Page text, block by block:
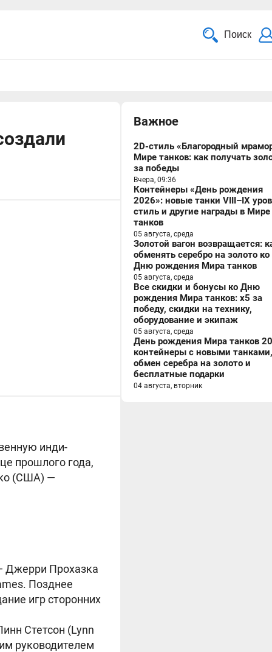
Поиск
инди-
прошлого года,
(США) —
Джерри Прохазка
Позднее
игр сторонних
Стетсон (Lynn
руководителем
Важное
2D-стиль «Благородный
Мире танков: как получать
за победы
Вчера, 09:36
Контейнеры «День рождения
2026»: новые танки VIII–IX
стиль и другие награды в Мире
танков
05 августа, среда
Золотой вагон возвращается:
обменять серебро на золото ко
Дню рождения Мира танков
05 августа, среда
Все скидки и бонусы ко Дню
рождения Мира танков: x5 за
победу, скидки на технику,
оборудование и экипаж
05 августа, среда
День рождения Мира танков
контейнеры с новыми танками,
обмен серебра на золото и
бесплатные подарки
04 августа, вторник